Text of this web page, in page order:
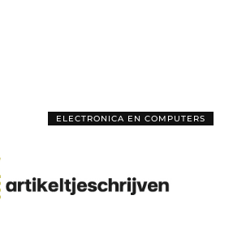
ELECTRONICA EN COMPUTERS